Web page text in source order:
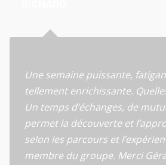
Une semaine puissante,
tellement enrichissante.
Un temps d’échanges, de
permet la découverte et
selon les parcours et
membre du groupe. Merci